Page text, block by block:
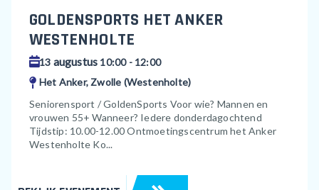
GOLDENSPORTS HET ANKER
WESTENHOLTE
13 augustus 10:00 - 12:00
Het Anker, Zwolle (Westenholte)
Seniorensport / GoldenSports Voor wie? Mannen en
vrouwen 55+ Wanneer? Iedere donderdagochtend
Tijdstip: 10.00-12.00 Ontmoetingscentrum het Anker
Westenholte Ko...